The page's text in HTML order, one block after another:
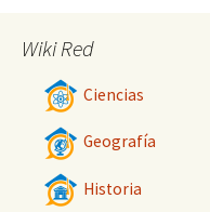
Wiki Red
Ciencias
Geografía
Historia